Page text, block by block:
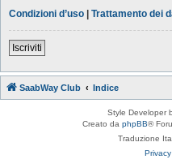
Condizioni d’uso | Trattamento dei
Iscriviti
SaabWay Club Indice
Style Developer
Creato da phpBB®
Traduzione
Privacy